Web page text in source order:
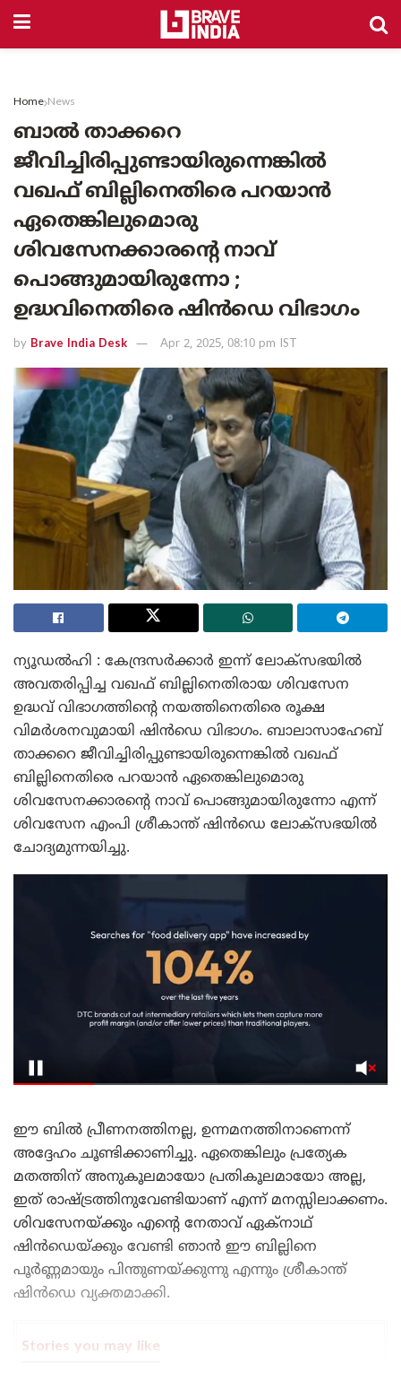
Home News
ബാൽ താക്കറെ
ജീവിച്ചിരിപ്പുണ്ടായിരുന്നെങ്കിൽ
വഖഫ് ബില്ലിനെതിരെ പറയാൻ
ഏതെങ്കിലുമൊരു
ശിവസേനക്കാരന്റെ നാവ്
പൊങ്ങുമായിരുന്നോ ;
ഉദ്ധവിനെതിരെ ഷിൻഡെ വിഭാഗം
by Brave India Desk Apr 2, 2025, 08:10 pm IST
ന്യൂഡൽഹി : കേന്ദ്രസർക്കാർ ഇന്ന് ലോക്സഭയിൽ
അവതരിപ്പിച്ച വഖഫ് ബില്ലിനെതിരായ ശിവസേന
ഉദ്ധവ് വിഭാഗത്തിന്റെ നയത്തിനെതിരെ രൂക്ഷ
വിമർശനവുമായി ഷിൻഡെ വിഭാഗം. ബാലാസാഹേബ്
താക്കറെ ജീവിച്ചിരിപ്പുണ്ടായിരുന്നെങ്കിൽ വഖഫ്
ബില്ലിനെതിരെ പറയാൻ ഏതെങ്കിലുമൊരു
ശിവസേനക്കാരന്റെ നാവ് പൊങ്ങുമായിരുന്നോ എന്ന്
ശിവസേന എംപി ശ്രീകാന്ത് ഷിൻഡെ ലോക്സഭയിൽ
ചോദ്യമുന്നയിച്ചു.
ഈ ബിൽ പ്രീണനത്തിനല്ല, ഉന്നമനത്തിനാണെന്ന്
അദ്ദേഹം ചൂണ്ടിക്കാണിച്ചു. ഏതെങ്കിലും പ്രത്യേക
മതത്തിന് അനുകൂലമായോ പ്രതികൂലമായോ അല്ല,
ഇത് രാഷ്ട്രത്തിനുവേണ്ടിയാണ് എന്ന് മനസ്സിലാക്കണം.
ശിവസേനയ്ക്കും എന്റെ നേതാവ് ഏക്‌നാഥ്
ഷിൻഡെയ്ക്കും വേണ്ടി ഞാൻ ഈ ബില്ലിനെ
പൂർണ്ണമായും പിന്തുണയ്ക്കുന്നു എന്നും ശ്രീകാന്ത്
ഷിൻഡെ വ്യക്തമാക്കി.
Stories you may like